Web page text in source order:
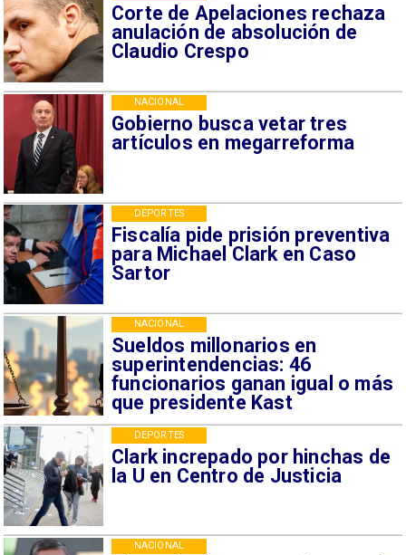
Corte de Apelaciones rechaza
anulación de absolución de
Claudio Crespo
Gobierno busca vetar tres
artículos en megarreforma
NACIONAL
Fiscalía pide prisión preventiva
para Michael Clark en Caso
Sartor
DEPORTES
Sueldos millonarios en
superintendencias: 46
funcionarios ganan igual o más
que presidente Kast
NACIONAL
Clark increpado por hinchas de
la U en Centro de Justicia
DEPORTES
NACIONAL